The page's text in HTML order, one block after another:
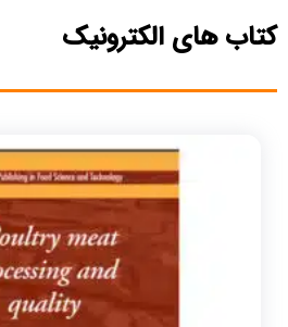
کتاب های الکترونیک